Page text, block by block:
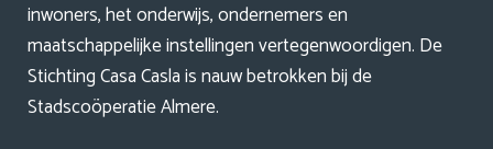
inwoners, het onderwijs, ondernemers en
maatschappelijke instellingen vertegenwoordigen. De
Stichting Casa Casla is nauw betrokken bij de
Stadscoöperatie Almere.